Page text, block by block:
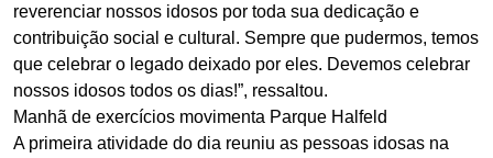
reverenciar nossos idosos por toda sua dedicação e
contribuição social e cultural. Sempre que pudermos, temos
que celebrar o legado deixado por eles. Devemos celebrar
nossos idosos todos os dias!”, ressaltou.
Manhã de exercícios movimenta Parque Halfeld
A primeira atividade do dia reuniu as pessoas idosas na